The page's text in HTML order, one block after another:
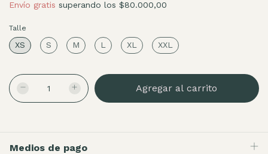
Envío gratis superando los $80.000,00
Talle
XS S M L XL XXL
Medios de pago